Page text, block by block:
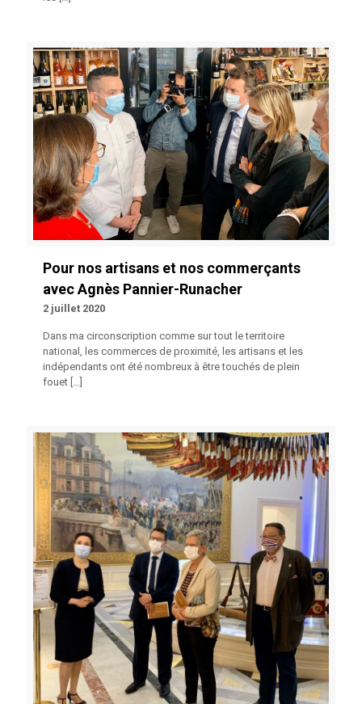
Pour nos artisans et nos commerçants
avec Agnès Pannier-Runacher
2 juillet 2020
Dans ma circonscription comme sur tout le territoire
national, les commerces de proximité, les artisans et les
indépendants ont été nombreux à être touchés de plein
fouet […]